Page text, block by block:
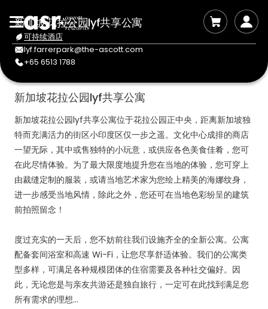
新加坡花拉公园lyf共享公寓
可持续酒店
lyf.farrerpark@the-ascott.com
+65 6513 1788
新加坡花拉公园lyf共享公寓
新加坡花拉公园lyf共享公寓位于花拉公园正中央，距离新加坡独
特而充满活力的街区小印度区仅一步之遥。文化中心成排的商店
一望无际，其中或售独特的小玩意，或供应各色美食佳肴，您可
在此尽情体验。为了最大限度地提升您在当地的体验，您可穿上
由裁缝定制的服装，或请当地艺术家为您绘上精美的海娜纹身，
进一步感受当地风情，除此之外，您还可在当地色彩纷呈的建筑
前拍照留念！
度过充实的一天后，您不妨前往我们设施齐全的全新公寓。公寓
配备套间浴室和高速 Wi-Fi，让您尽享舒适体验。我们的公寓类
型多样，可满足各种规模团体的住宿需要及各种社交偏好。因
此，无论您是与亲友共游还是独自旅行，一定可在此找到满足您
所有需求的理想...